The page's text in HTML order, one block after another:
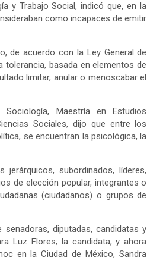
y Trabajo Social, indicó que, en la
como incapaces de emitir
de acuerdo con la Ley General de
tolerancia, basada en elementos de
limitar, anular o menoscabar el
Maestría en Estudios
Sociales, dijo que entre los
se encuentran la psicológica, la
subordinados, líderes,
de elección popular, integrantes o
(ciudadanos) o grupos de
diputadas, candidatas y
Luz Flores; la candidata, y ahora
en la Ciudad de México, Sandra